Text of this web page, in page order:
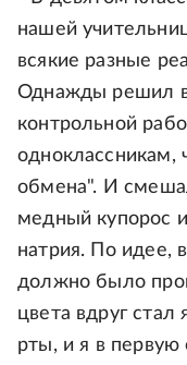
нашей
всякие разные
Однажды решил в
контрольной
одноклассникам,
обмена". И
медный купорос
натрия. По идее,
должно было
цвета вдруг
рты, и я в